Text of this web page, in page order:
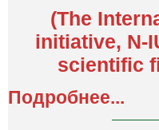
(The
initiative, N-
scientific
Подробнее...